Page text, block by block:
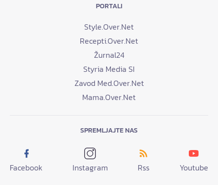
PORTALI
Style.Over.Net
Recepti.Over.Net
Žurnal24
Styria Media SI
Zavod Med.Over.Net
Mama.Over.Net
SPREMLJAJTE NAS
Facebook Instagram Rss Youtube